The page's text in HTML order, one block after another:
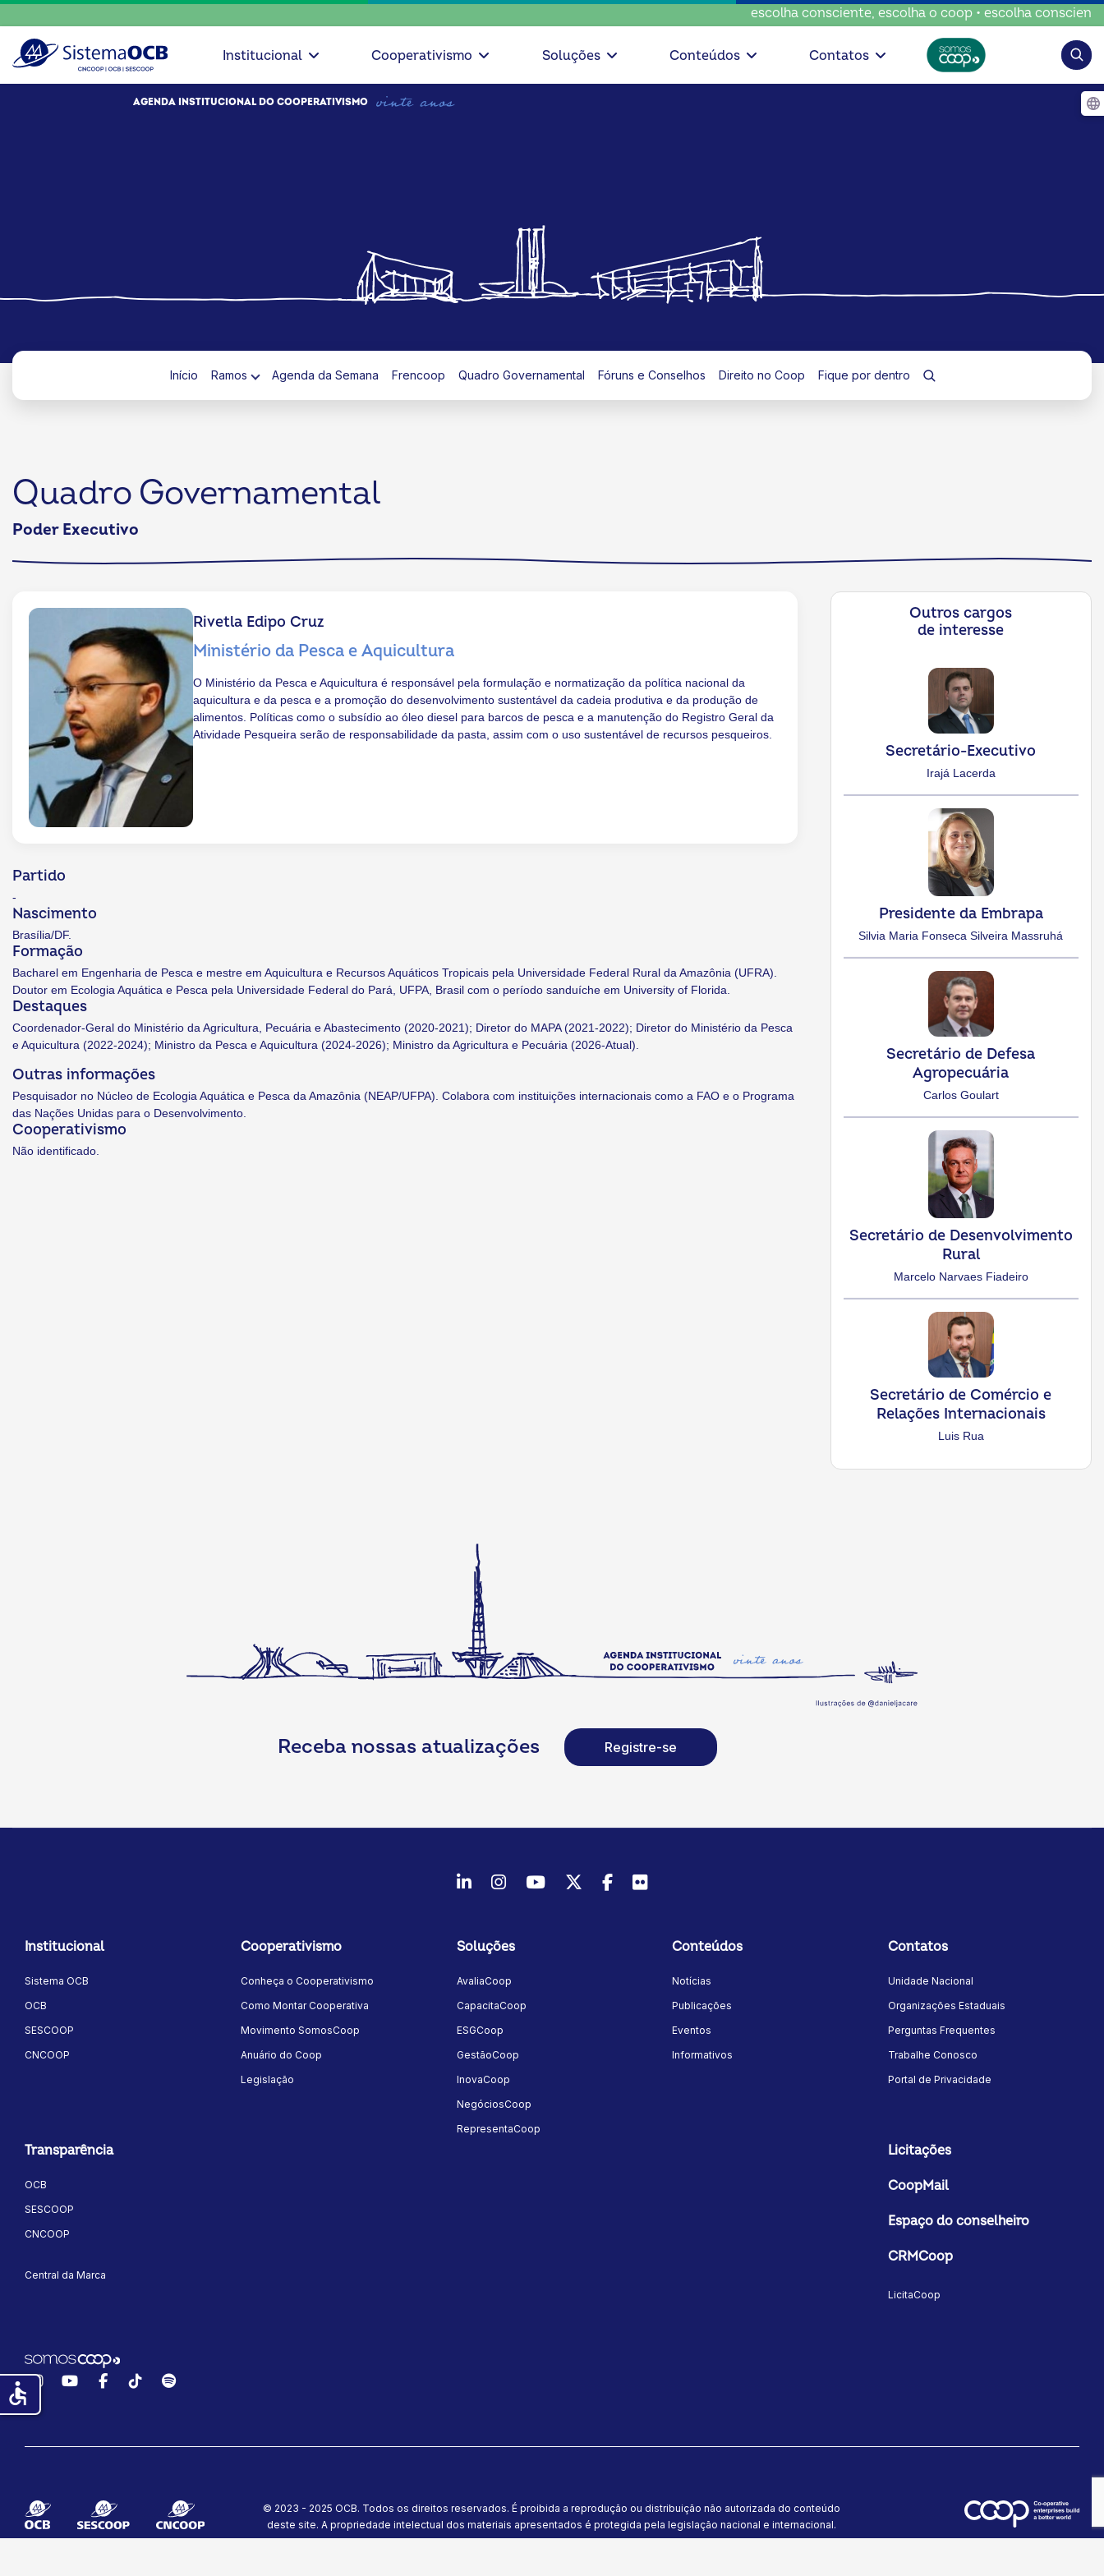
escolha consciente, escolha o coop • escolha consciente,
Institucional Cooperativismo Soluções Conteúdos Contatos
AGENDA INSTITUCIONAL DO COOPERATIVISMO
Início Ramos Agenda da Semana Frencoop Quadro Governamental Fóruns e Conselhos Direito no Coop Fique por dentro
Quadro Governamental
Poder Executivo
Rivetla Edipo Cruz
Ministério da Pesca e Aquicultura
O Ministério da Pesca e Aquicultura é responsável pela formulação e normatização da política nacional da
aquicultura e da pesca e a promoção do desenvolvimento sustentável da cadeia produtiva e da produção de
alimentos. Políticas como o subsídio ao óleo diesel para barcos de pesca e a manutenção do Registro Geral da
Atividade Pesqueira serão de responsabilidade da pasta, assim com o uso sustentável de recursos pesqueiros.
Partido
-
Nascimento
Brasília/DF.
Formação
Bacharel em Engenharia de Pesca e mestre em Aquicultura e Recursos Aquáticos Tropicais pela Universidade Federal Rural da Amazônia (UFRA).
Doutor em Ecologia Aquática e Pesca pela Universidade Federal do Pará, UFPA, Brasil com o período sanduíche em University of Florida.
Destaques
Coordenador-Geral do Ministério da Agricultura, Pecuária e Abastecimento (2020-2021); Diretor do MAPA (2021-2022); Diretor do Ministério da Pesca
e Aquicultura (2022-2024); Ministro da Pesca e Aquicultura (2024-2026); Ministro da Agricultura e Pecuária (2026-Atual).
Outras informações
Pesquisador no Núcleo de Ecologia Aquática e Pesca da Amazônia (NEAP/UFPA). Colabora com instituições internacionais como a FAO e o Programa
das Nações Unidas para o Desenvolvimento.
Cooperativismo
Não identificado.
Outros cargos
de interesse
Secretário-Executivo
Irajá Lacerda
Presidente da Embrapa
Silvia Maria Fonseca Silveira Massruhá
Secretário de Defesa
Agropecuária
Carlos Goulart
Secretário de Desenvolvimento
Rural
Marcelo Narvaes Fiadeiro
Secretário de Comércio e
Relações Internacionais
Luis Rua
Receba nossas atualizações Registre-se
LinkedInInstagram
YoutubeTwitter/X
Facebook
Flickr
Institucional
Sistema OCB
OCB
SESCOOP
CNCOOP
Cooperativismo
Conheça o Cooperativismo
Como Montar Cooperativa
Movimento SomosCoop
Anuário do Coop
Legislação
Soluções
AvaliaCoop
CapacitaCoop
ESGCoop
GestãoCoop
InovaCoop
NegóciosCoop
RepresentaCoop
Conteúdos
Notícias
Publicações
Eventos
Informativos
Contatos
Unidade Nacional
Organizações Estaduais
Perguntas Frequentes
Trabalhe Conosco
Portal de Privacidade
Transparência
OCB
SESCOOP
CNCOOP
Central da Marca
Licitações
CoopMail
Espaço do conselheiro
CRMCoop
LicitaCoop
InstagramYouTubeFacebook
TikTokSpotify
© 2023 - 2025 OCB. Todos os direitos reservados. É proibida a reprodução ou distribuição não autorizada do conteúdo
deste site. A propriedade intelectual dos materiais apresentados é protegida pela legislação nacional e internacional.
accessible